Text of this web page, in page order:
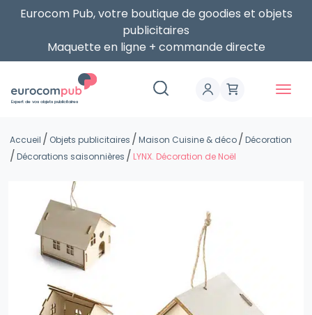
Eurocom Pub, votre boutique de goodies et objets
publicitaires
Maquette en ligne + commande directe
Expert de vos objets publicitaires
Accueil Objets publicitaires Maison Cuisine & déco
Décoration
Décorations saisonnières
LYNX. Décoration de Noël